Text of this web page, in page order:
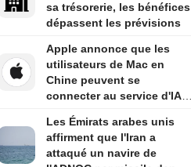
sa trésorerie, les bénéfices
dépassent les prévisions
Apple annonce que les
utilisateurs de Mac en
Chine peuvent se
connecter au service d'IA
Les Émirats arabes unis
affirment que l'Iran a
attaqué un navire de